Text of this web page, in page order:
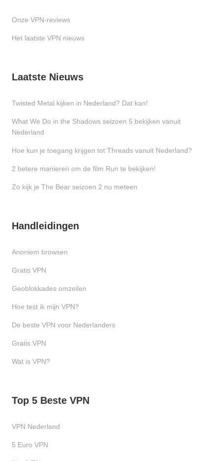
Onze VPN-reviews
Het laatste VPN nieuws
Laatste Nieuws
Twisted Metal kijken in Nederland? Dat kan!
What We Do in the Shadows seizoen 5 bekijken vanuit
Nederland
Hoe kun je toegang krijgen tot Threads vanuit Nederland?
2 betere manieren om de film Run te bekijken!
Zo kijk je The Bear seizoen 2 nu meteen
Handleidingen
Anoniem browsen
Gratis VPN
Geoblokkades omzeilen
Hoe test ik mijn VPN?
De beste VPN voor Nederlanders
Gratis VPN
Wat is VPN?
Top 5 Beste VPN
VPN Nederland
5 Euro VPN